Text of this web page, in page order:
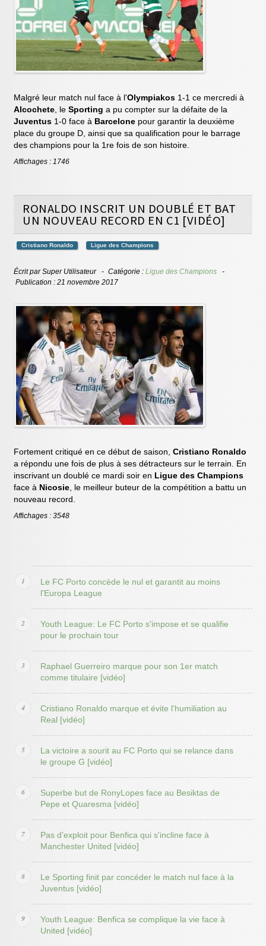
Malgré leur match nul face à l'Olympiakos 1-1 ce mercredi à
Alcochete, leSporting a pu compter sur la défaite de la
Juventus 1-0 face à Barcelone pour garantir la deuxième
place du groupe D, ainsi que sa qualification pour le barrage
des champions pour la 1re fois de son histoire.
Affichages : 1746
RONALDO INSCRIT UN DOUBLÉ ET BAT
UN NOUVEAU RECORD EN C1 [VIDÉO]
Cristiano Ronaldo Ligue des Champions
Écrit parSuper Utilisateur Catégorie :Ligue des Champions
Publication : 21 novembre 2017
Fortement critiqué en ce début de saison,Cristiano Ronaldo
a répondu une fois de plus à ses détracteurs sur le terrain. En
inscrivant un doublé ce mardi soir en Ligue des Champions
face àNicosie, le meilleur buteur de la compétition a battu un
nouveau record.
Affichages : 3548
Le FC Porto concède le nul et garantit au moins
l'Europa League
Youth League: Le FC Porto s'impose et se qualifie
pour le prochain tour
Raphael Guerreiro marque pour son 1er match
comme titulaire [vidéo]
Cristiano Ronaldo marque et évite l'humiliation au
Real [vidéo]
La victoire a sourit au FC Porto qui se relance dans
le groupe G [vidéo]
Superbe but de RonyLopes face au Besiktas de
Pepe et Quaresma [vidéo]
Pas d’exploit pour Benfica qui s'incline face à
Manchester United [vidéo]
Le Sporting finit par concéder le match nul face à la
Juventus [vidéo]
Youth League: Benfica se complique la vie face à
United [vidéo]